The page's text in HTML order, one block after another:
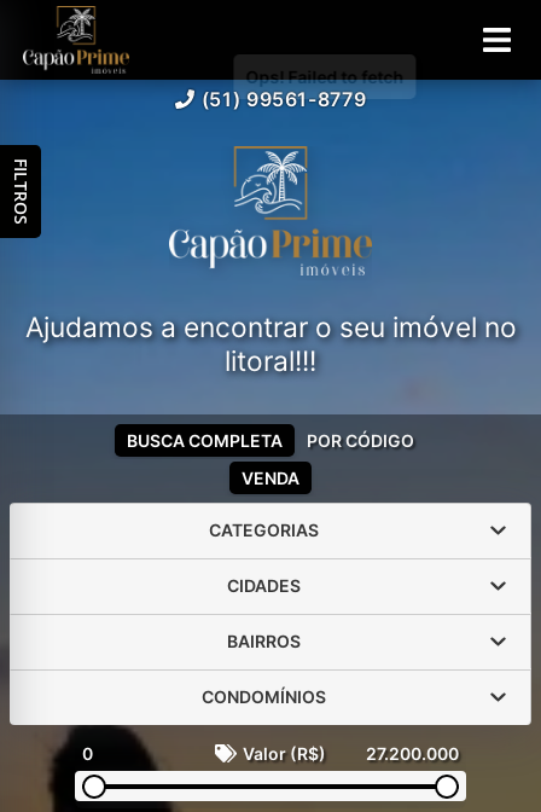
(51) 99561-8779
Ajudamos a encontrar o seu imóvel no
litoral!!!
VENDA
BUSCA COMPLETA POR CÓDIGO
CATEGORIAS
CIDADES
BAIRROS
CONDOMÍNIOS
0 Valor (R$) 27.200.000
FILTROS